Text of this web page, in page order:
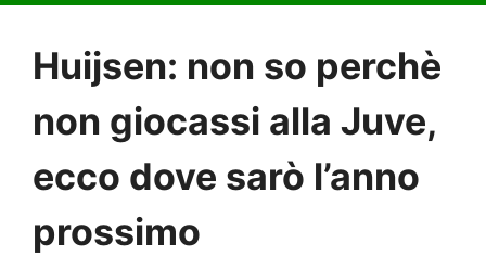
Huijsen: non so perchè
non giocassi alla Juve,
ecco dove sarò l’anno
prossimo